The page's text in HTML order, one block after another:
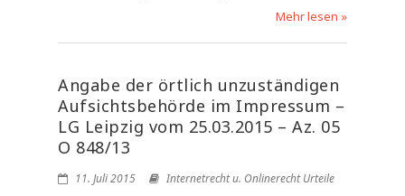
Mehr lesen »
Angabe der örtlich unzuständigen
Aufsichtsbehörde im Impressum –
LG Leipzig vom 25.03.2015 – Az. 05
O 848/13
11. Juli 2015 Internetrecht u. Onlinerecht Urteile